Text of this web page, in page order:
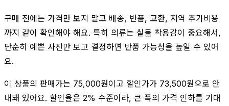
구매 전에는 가격만 보지 말고 배송, 반품, 교환, 지역 추가비용
까지 같이 확인해야 해요. 특히 의류는 실물 착용감이 중요해서,
단순히 예쁜 사진만 보고 결정하면 반품 가능성을 높일 수 있어
요.
이 상품의 판매가는 75,000원이고 할인가가 73,500원으로 안
내돼 있어요. 할인율은 2% 수준이라, 큰 폭의 가격 인하를 기대